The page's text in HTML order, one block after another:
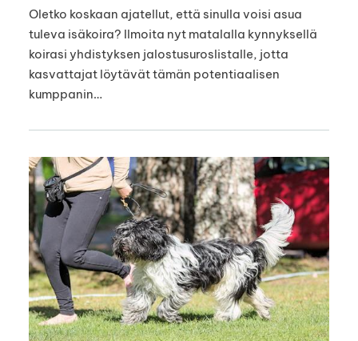
Oletko koskaan ajatellut, että sinulla voisi asua
tuleva isäkoira? Ilmoita nyt matalalla kynnyksellä
koirasi yhdistyksen jalostusuroslistalle, jotta
kasvattajat löytävät tämän potentiaalisen
kumppanin…